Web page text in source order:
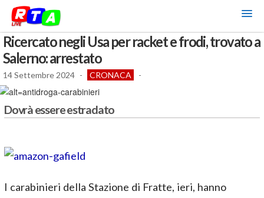
Ricercato negli Usa per racket e frodi, trovato a
Salerno: arrestato
14 Settembre 2024 - CRONACA -
Dovrà essere estradato
I carabinieri della Stazione di Fratte, ieri, hanno